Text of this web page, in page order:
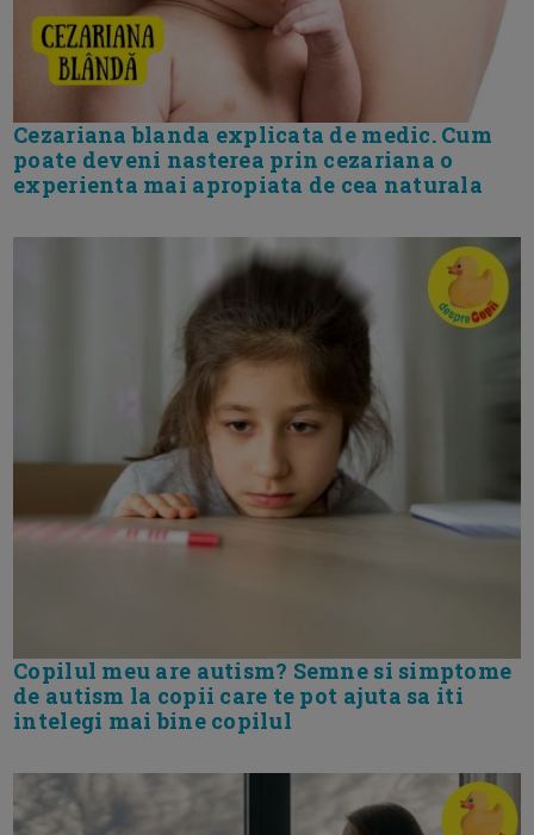
Cezariana blanda explicata de medic. Cum
poate deveni nasterea prin cezariana o
experienta mai apropiata de cea naturala
Copilul meu are autism? Semne si simptome
de autism la copii care te pot ajuta sa iti
intelegi mai bine copilul